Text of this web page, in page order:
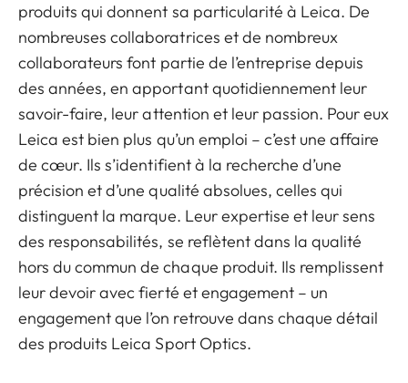
produits qui donnent sa particularité à Leica. De
nombreuses collaboratrices et de nombreux
collaborateurs font partie de l’entreprise depuis
des années, en apportant quotidiennement leur
savoir-faire, leur attention et leur passion. Pour eux
Leica est bien plus qu’un emploi – c’est une affaire
de cœur. Ils s’identifient à la recherche d’une
précision et d’une qualité absolues, celles qui
distinguent la marque. Leur expertise et leur sens
des responsabilités, se reflètent dans la qualité
hors du commun de chaque produit. Ils remplissent
leur devoir avec fierté et engagement – un
engagement que l’on retrouve dans chaque détail
des produits Leica Sport Optics.